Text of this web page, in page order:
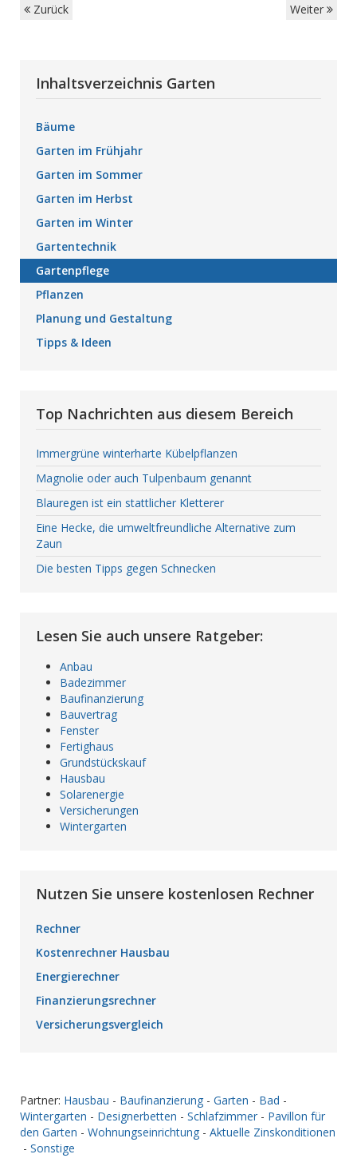
Zurück Weiter
Inhaltsverzeichnis Garten
Bäume
Garten im Frühjahr
Garten im Sommer
Garten im Herbst
Garten im Winter
Gartentechnik
Gartenpflege
Pflanzen
Planung und Gestaltung
Tipps & Ideen
Top Nachrichten aus diesem Bereich
Immergrüne winterharte Kübelpflanzen
Magnolie oder auch Tulpenbaum genannt
Blauregen ist ein stattlicher Kletterer
Eine Hecke, die umweltfreundliche Alternative zum
Zaun
Die besten Tipps gegen Schnecken
Lesen Sie auch unsere Ratgeber:
Anbau
Badezimmer
Baufinanzierung
Bauvertrag
Fenster
Fertighaus
Grundstückskauf
Hausbau
Solarenergie
Versicherungen
Wintergarten
Nutzen Sie unsere kostenlosen Rechner
Rechner
Kostenrechner Hausbau
Energierechner
Finanzierungsrechner
Versicherungsvergleich
Partner: Hausbau - Baufinanzierung - Garten - Bad -
Wintergarten - Designerbetten - Schlafzimmer - Pavillon für
den Garten - Wohnungseinrichtung - Aktuelle Zinskonditionen
- Sonstige